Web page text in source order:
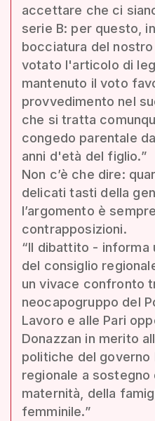
accettare che ci
serie B: per questo,
bocciatura del
votato l'articolo di
mantenuto il voto
provvedimento nel
che si tratta
congedo parentale
anni d'età del figlio.”
Non c’è che dire:
delicati tasti della
l’argomento è
contrapposizioni.
“Il dibattito - informa
del consiglio
un vivace confronto
neocapogruppo del
Lavoro e alle Pari
Donazzan in merito
politiche del governo
regionale a sostegno
maternità, della
femminile.”